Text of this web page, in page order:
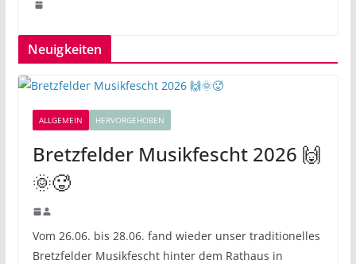
Neuigkeiten
ALLGEMEIN HERVORGEHOBEN
Bretzfelder Musikfescht 2026 🙌
🌞🥵
Vom 26.06. bis 28.06. fand wieder unser traditionelles
Bretzfelder Musikfescht hinter dem Rathaus in